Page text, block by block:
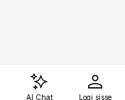
AI Chat Logi sisse